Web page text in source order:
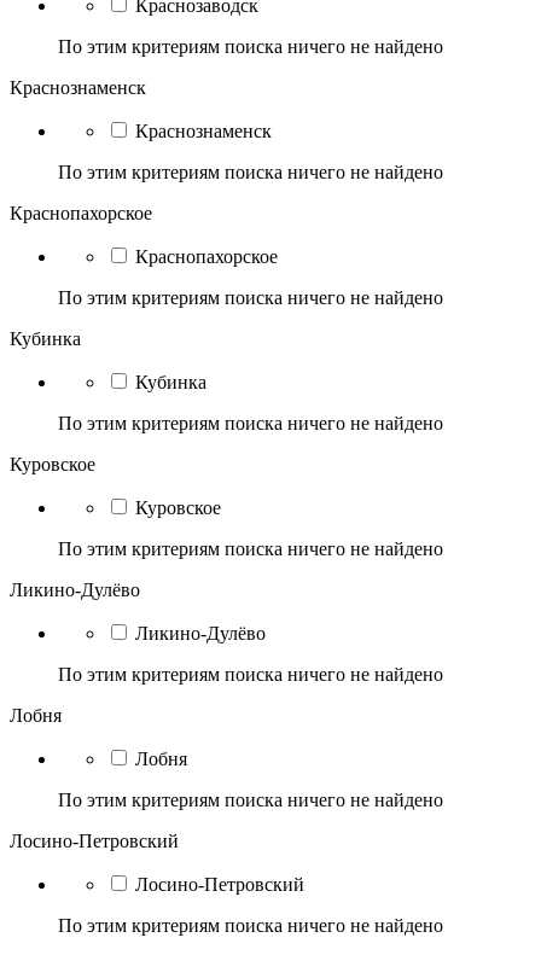
Краснозаводск
По этим критериям поиска ничего не найдено
Краснознаменск
Краснознаменск
По этим критериям поиска ничего не найдено
Краснопахорское
Краснопахорское
По этим критериям поиска ничего не найдено
Кубинка
Кубинка
По этим критериям поиска ничего не найдено
Куровское
Куровское
По этим критериям поиска ничего не найдено
Ликино-Дулёво
Ликино-Дулёво
По этим критериям поиска ничего не найдено
Лобня
Лобня
По этим критериям поиска ничего не найдено
Лосино-Петровский
Лосино-Петровский
По этим критериям поиска ничего не найдено